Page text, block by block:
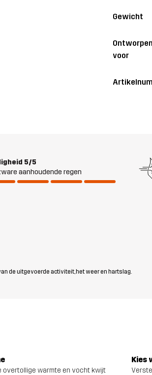
Gewicht
Ontworpen
voor
5/5
aanhoudende regen
de uitgevoerde activiteit, het weer en hartslag.
overtollige warmte en vocht kwijt
Kies